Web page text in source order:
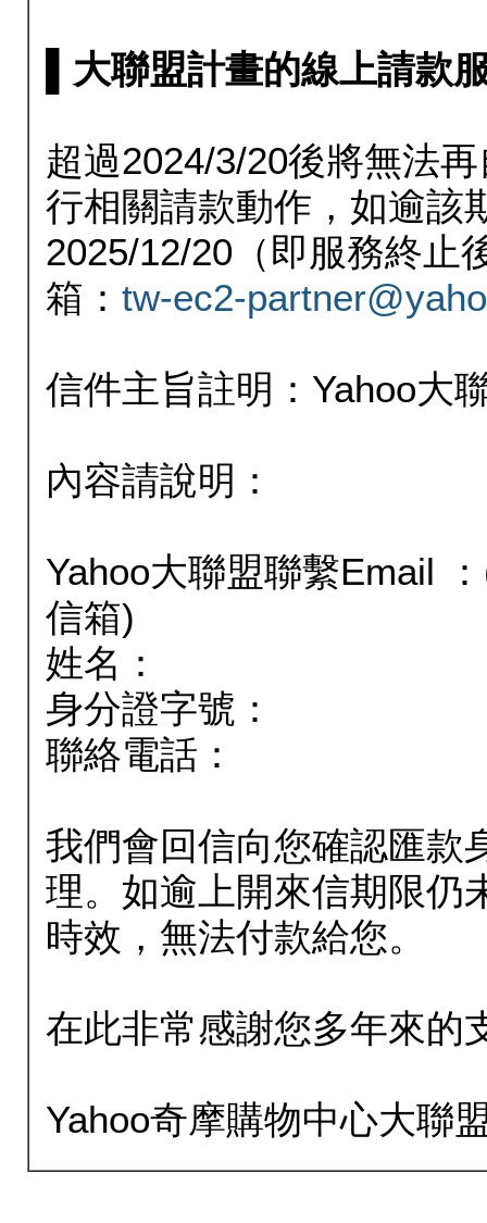
▌大聯盟計畫的線上請款
超過2024/3/20後將無法
行相關請款動作，如逾該
2025/12/20（即服務終止
箱： tw-ec2-
信件主旨註明：Yahoo大
內容請說明：
Yahoo大聯盟聯繫Email
信箱)
姓名：
身分證字號：
聯絡電話：
我們會回信向您確認匯款
理。如逾上開來信期限仍
時效，無法付款給您。
在此非常感謝您多年來的
Yahoo奇摩購物中心大